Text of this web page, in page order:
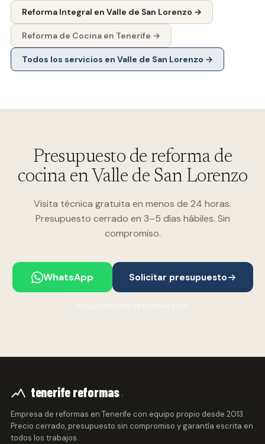
Reforma Integral en Valle de San Lorenzo →
Reforma de Cocinaen Tenerife →
Todos los servicios en Valle de San Lorenzo →
Presupuesto de reforma de
cocina en Valle de San Lorenzo
Visita técnica gratuita en menos de 24 horas.
Presupuesto cerrado en 3–5 días hábiles. Sin
compromiso.
WhatsApp Solicitar presupuesto
tenerife reformas.
Empresa de reformas en Tenerife con equipo propio desde 2013.
Precio cerrado, presupuesto sin compromiso y garantía escrita en
todos los trabajos.